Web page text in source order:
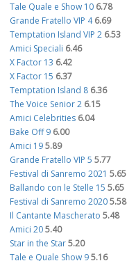
Tale Quale e Show 10 6.78
Grande Fratello VIP 4 6.69
Temptation Island VIP 2 6.53
Amici Speciali 6.46
X Factor 13 6.42
X Factor 15 6.37
Temptation Island 8 6.36
The Voice Senior 2 6.15
Amici Celebrities 6.04
Bake Off 9 6.00
Amici 195.89
Grande Fratello VIP 5 5.77
Festival di Sanremo 2021 5.65
Ballando con le Stelle 15 5.65
Festival di Sanremo 20205.58
Il Cantante Mascherato 5.48
Amici 205.40
Star in the Star5.20
Tale e Quale Show 95.16